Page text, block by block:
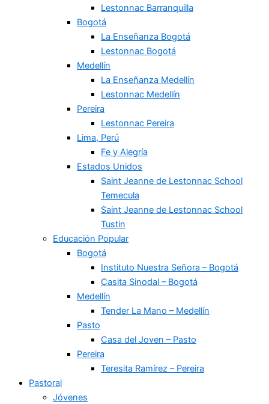
Lestonnac Barranquilla
Bogotá
La Enseñanza Bogotá
Lestonnac Bogotá
Medellín
La Enseñanza Medellín
Lestonnac Medellín
Pereira
Lestonnac Pereira
Lima, Perú
Fe y Alegría
Estados Unidos
Saint Jeanne de Lestonnac School
Temecula
Saint Jeanne de Lestonnac School
Tustin
Educación Popular
Bogotá
Instituto Nuestra Señora – Bogotá
Casita Sinodal – Bogotá
Medellín
Tender La Mano – Medellín
Pasto
Casa del Joven – Pasto
Pereira
Teresita Ramírez – Pereira
Pastoral
Jóvenes